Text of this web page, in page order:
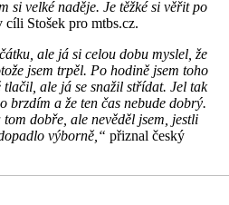
si velké naděje. Je těžké si věřit po
cíli Stošek pro mtbs.cz.
ale já si celou dobu myslel, že
jsem trpěl. Po hodině jsem toho
ale já se snažil střídat. Jel tak
brzdím a že ten čas nebude dobrý.
dobře, ale nevěděl jsem, jestli
výborně,“ přiznal český